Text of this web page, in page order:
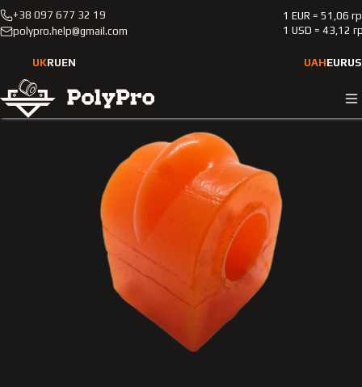
+38 097 677 32 19
polypro.help@gmail.com
1 EUR = 51,06
1 USD = 43,12
UKRUEN UAHEUR
Каталог Легкові автомобілі
Fortwo
Поліуретанова втулка заднього стабілізатора Smart
Fortwo 2002-2007 1.0L